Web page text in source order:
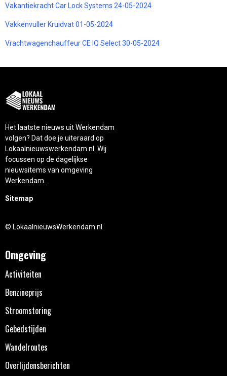
Vakantiekracht Car Lock Systems 24-05-2024
Vakkenvuller Kruidvat 01-05-2024
Vrachtwagenchauffeur CE IQ Select 30-05-2024
Het laatste nieuws uit Werkendam
volgen? Dat doe je uiteraard op
Lokaalnieuwswerkendam.nl. Wij
focussen op de dagelijkse
nieuwsitems van omgeving
Werkendam.
Sitemap
© LokaalnieuwsWerkendam.nl
Omgeving
Activiteiten
Benzineprijs
Stroomstoring
Gebedstijden
Wandelroutes
Overlijdensberichten